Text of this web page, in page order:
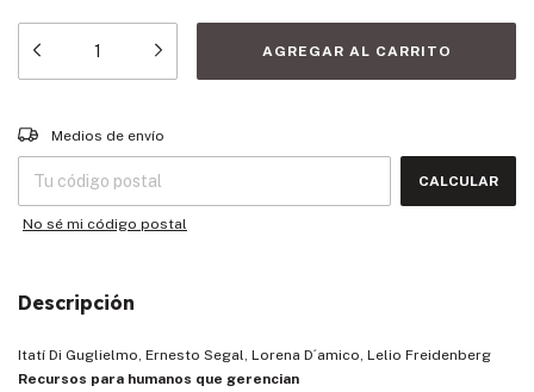
Entregas para el CP:
Medios de envío
CALCULAR
No sé mi código postal
Descripción
Itatí Di Guglielmo, Ernesto Segal, Lorena D´amico, Lelio Freidenberg
Recursos para humanos que gerencian